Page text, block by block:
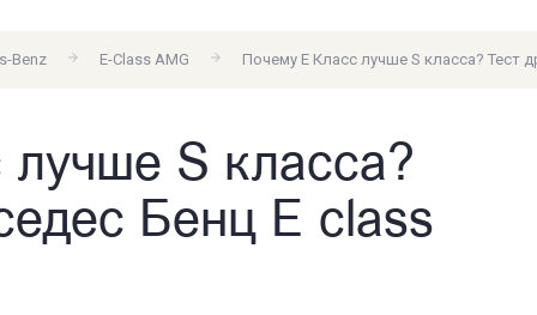
Benz E-Class AMG Почему Е Класс лучше S класса? Тест
S класса?
Бенц E class